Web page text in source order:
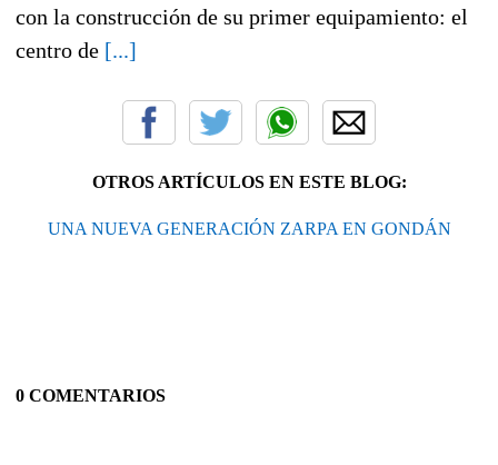
con la construcción de su primer equipamiento: el
centro de [...]
OTROS ARTÍCULOS EN ESTE BLOG:
UNA NUEVA GENERACIÓN ZARPA EN GONDÁN
0 COMENTARIOS